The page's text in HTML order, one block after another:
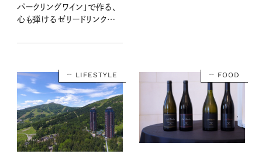
パークリングワイン」で作る、
心も弾けるゼリードリンクの
むゼリー」#02
LIFESTYLE FOOD